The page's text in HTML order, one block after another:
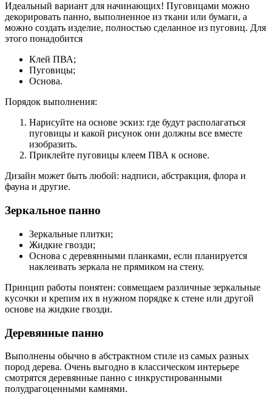
Идеальный вариант для начинающих! Пуговицами можно
декорировать панно, выполненное из ткани или бумаги, а
можно создать изделие, полностью сделанное из пуговиц. Для
этого понадобится
Клей ПВА;
Пуговицы;
Основа.
Порядок выполнения:
Нарисуйте на основе эскиз: где будут располагаться
пуговицы и какой рисунок они должны все вместе
изобразить.
Приклейте пуговицы клеем ПВА к основе.
Дизайн может быть любой: надписи, абстракция, флора и
фауна и другие.
Зеркальное панно
Зеркальные плитки;
Жидкие гвозди;
Основа с деревянными планками, если планируется
наклеивать зеркала не прямиком на стену.
Принцип работы понятен: совмещаем различные зеркальные
кусочки и крепим их в нужном порядке к стене или другой
основе на жидкие гвозди.
Деревянные панно
Выполнены обычно в абстрактном стиле из самых разных
пород дерева. Очень выгодно в классическом интерьере
смотрятся деревянные панно с инкрустированными
полудрагоценными камнями.